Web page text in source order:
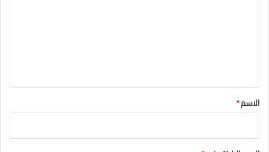
*
الاسم*